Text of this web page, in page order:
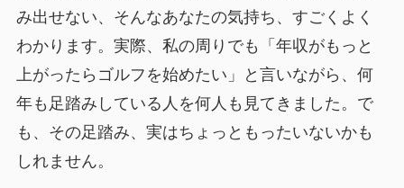
み出せない、そんなあなたの気持ち、すごくよく
わかります。実際、私の周りでも「年収がもっと
上がったらゴルフを始めたい」と言いながら、何
年も足踏みしている人を何人も見てきました。で
も、その足踏み、実はちょっともったいないかも
しれません。